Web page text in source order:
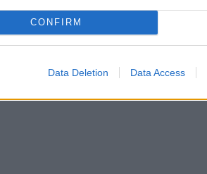
CONFIRM
Data Deletion Data Access